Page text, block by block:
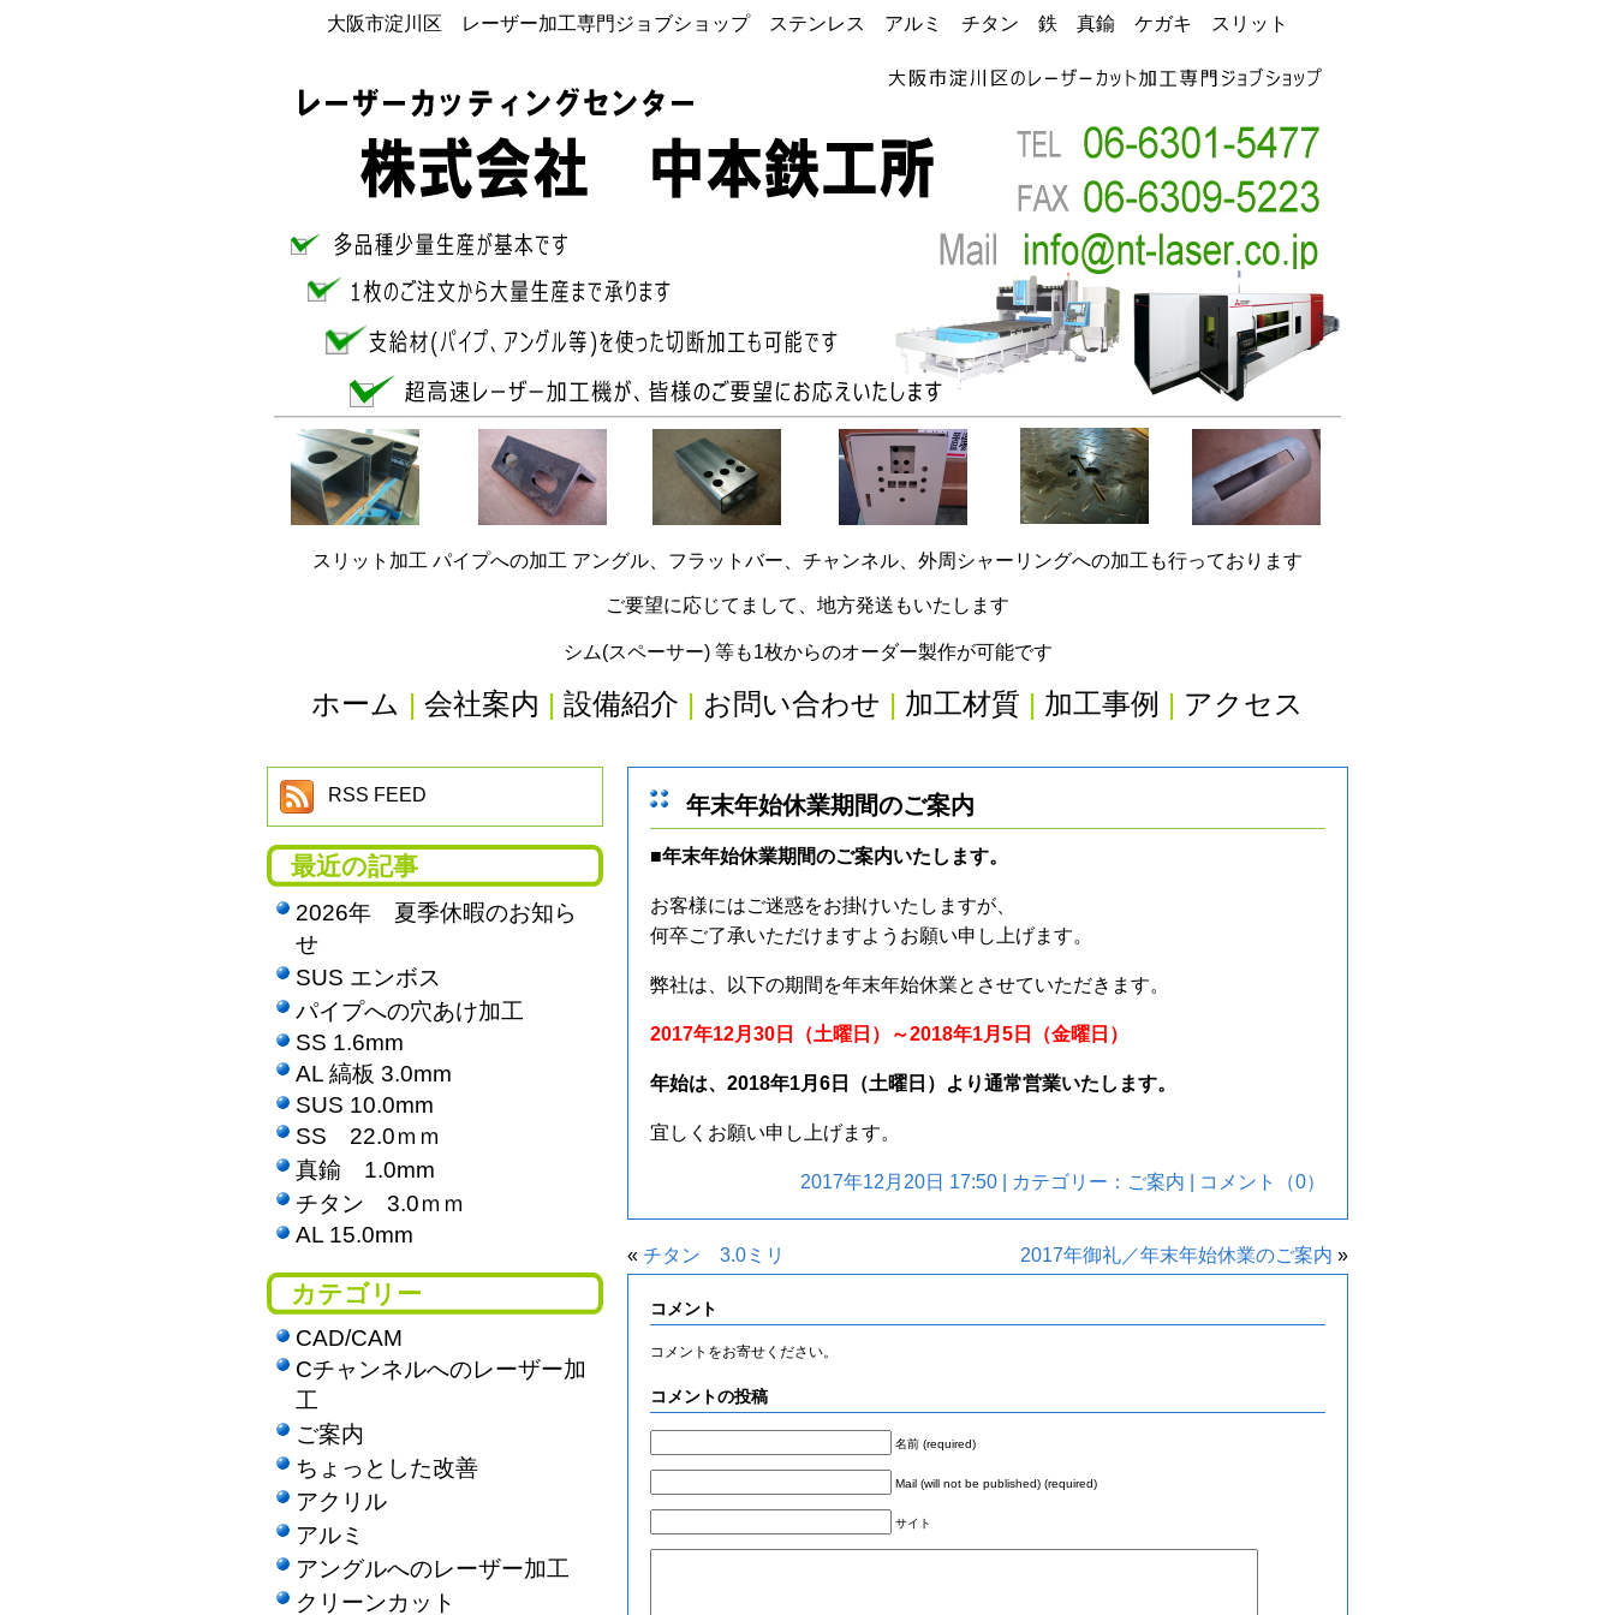
大阪市淀川区 レーザー加工専門ジョブショップ ステンレス アルミ チタン 鉄 真鍮 ケガキ スリット
スリット加工 パイプへの加工 アングル、フラットバー、チャンネル、外周シャーリングへの加工も行っております
ご要望に応じてまして、地方発送もいたします
シム(スペーサー) 等も1枚からのオーダー製作が可能です
ホーム | 会社案内 | 設備紹介 | お問い合わせ | 加工材質 | 加工事例 | アクセス
年末年始休業期間のご案内
■年末年始休業期間のご案内いたします。
お客様にはご迷惑をお掛けいたしますが、
何卒ご了承いただけますようお願い申し上げます。
弊社は、以下の期間を年末年始休業とさせていただきます。
2017年12月30日（土曜日）～2018年1月5日（金曜日）
年始は、2018年1月6日（土曜日）より通常営業いたします。
宜しくお願い申し上げます。
2017年12月20日 17:50 | カテゴリー： ご案内 コメント（0）
« チタン 3.0ミリ 2017年御礼／年末年始休業のご案内 »
コメント
コメントをお寄せください。
コメントの投稿
名前 (required)
Mail (will not be published) (required)
サイト
RSS FEED
最近の記事
2026年 夏季休暇のお知ら
せ
SUS エンボス
パイプへの穴あけ加工
SS 1.6mm
AL 縞板 3.0mm
SUS 10.0mm
SS 22.0ｍｍ
真鍮 1.0mm
チタン 3.0ｍｍ
AL 15.0mm
カテゴリー
CAD/CAM
Cチャンネルへのレーザー加
工
ご案内
ちょっとした改善
アクリル
アルミ
アングルへのレーザー加工
クリーンカット